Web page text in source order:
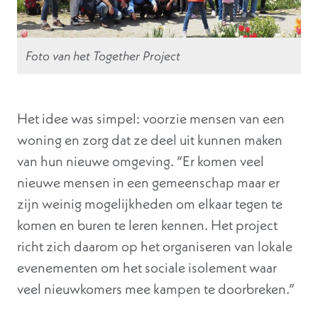
Foto van het Together Project
Het idee was simpel: voorzie mensen van een
woning en zorg dat ze deel uit kunnen maken
van hun nieuwe omgeving. “Er komen veel
nieuwe mensen in een gemeenschap maar er
zijn weinig mogelijkheden om elkaar tegen te
komen en buren te leren kennen. Het project
richt zich daarom op het organiseren van lokale
evenementen om het sociale isolement waar
veel nieuwkomers mee kampen te doorbreken.”